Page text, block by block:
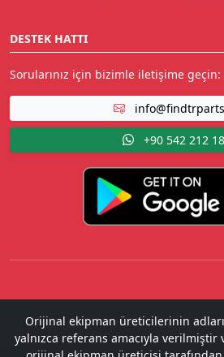
DESTEK HATTI
Sorularınız için bizimle iletişime geçin:
+90 542 212
Orijinal ekipman üreticilerinin
yalnızca referans amacıyla verilmiştir